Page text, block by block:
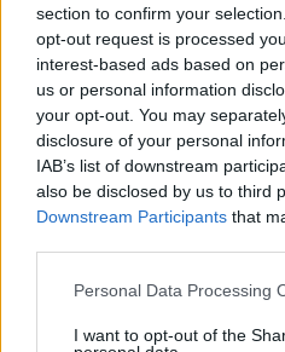
section to confirm your
opt-out request is processed
interest-based ads based on
us or personal information
your opt-out. You may
disclosure of your personal
IAB’s list of downstream
also be disclosed by us to third
Downstream Participants that
Personal Data Processing
I want to opt-out of the
Lisboa
Related Posts